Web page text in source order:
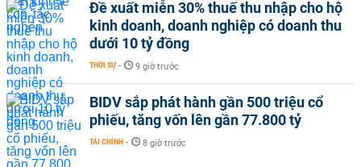
Đề xuất miễn 30% thuế thu nhập cho hộ
kinh doanh, doanh nghiệp có doanh thu
dưới 10 tỷ đồng
THỜI SỰ - 9 giờ trước
BIDV sắp phát hành gần 500 triệu cổ
phiếu, tăng vốn lên gần 77.800 tỷ
TÀI CHÍNH - 8 giờ trước